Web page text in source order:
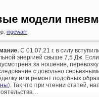
модели
ingewarr
С 01.07.21 г. в силу
энергией свыше 7,5 Дж.
за ношение,
с довольно
или ремонт подобных
). Так что при чтении статей,